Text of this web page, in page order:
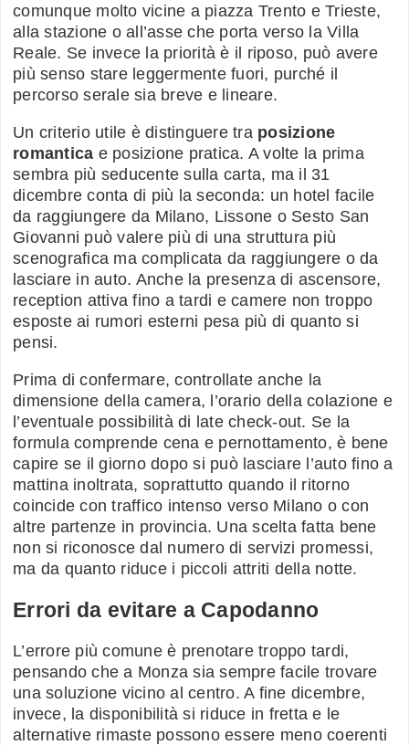
comunque molto vicine a piazza Trento e Trieste,
alla stazione o all’asse che porta verso la Villa
Reale. Se invece la priorità è il riposo, può avere
più senso stare leggermente fuori, purché il
percorso serale sia breve e lineare.
Un criterio utile è distinguere tra posizione
romantica e posizione pratica. A volte la prima
sembra più seducente sulla carta, ma il 31
dicembre conta di più la seconda: un hotel facile
da raggiungere da Milano, Lissone o Sesto San
Giovanni può valere più di una struttura più
scenografica ma complicata da raggiungere o da
lasciare in auto. Anche la presenza di ascensore,
reception attiva fino a tardi e camere non troppo
esposte ai rumori esterni pesa più di quanto si
pensi.
Prima di confermare, controllate anche la
dimensione della camera, l’orario della colazione e
l’eventuale possibilità di late check-out. Se la
formula comprende cena e pernottamento, è bene
capire se il giorno dopo si può lasciare l’auto fino a
mattina inoltrata, soprattutto quando il ritorno
coincide con traffico intenso verso Milano o con
altre partenze in provincia. Una scelta fatta bene
non si riconosce dal numero di servizi promessi,
ma da quanto riduce i piccoli attriti della notte.
Errori da evitare a Capodanno
L’errore più comune è prenotare troppo tardi,
pensando che a Monza sia sempre facile trovare
una soluzione vicino al centro. A fine dicembre,
invece, la disponibilità si riduce in fretta e le
alternative rimaste possono essere meno coerenti